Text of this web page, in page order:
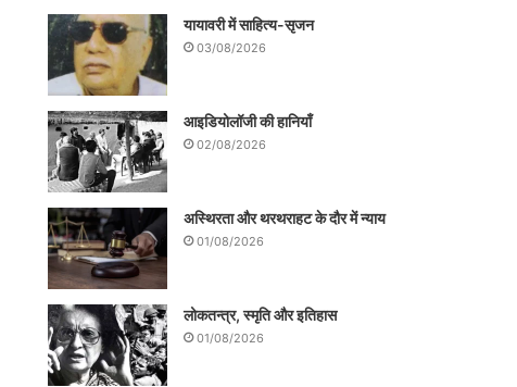
यायावरी में साहित्य-सृजन
03/08/2026
आइडियोलॉजी की हानियाँ
02/08/2026
अस्थिरता और थरथराहट के दौर में न्याय
01/08/2026
लोकतन्त्र, स्मृति और इतिहास
01/08/2026